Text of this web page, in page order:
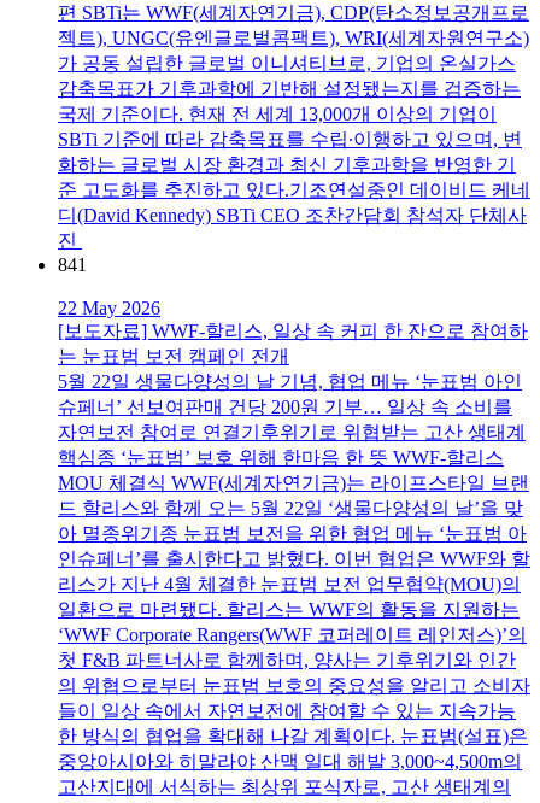
편 SBTi는 WWF(세계자연기금), CDP(탄소정보공개프로
젝트), UNGC(유엔글로벌콤팩트), WRI(세계자원연구소)
가 공동 설립한 글로벌 이니셔티브로, 기업의 온실가스
감축목표가 기후과학에 기반해 설정됐는지를 검증하는
국제 기준이다. 현재 전 세계 13,000개 이상의 기업이
SBTi 기준에 따라 감축목표를 수립∙이행하고 있으며, 변
화하는 글로벌 시장 환경과 최신 기후과학을 반영한 기
준 고도화를 추진하고 있다.기조연설중인 데이비드 케네
디(David Kennedy) SBTi CEO 조찬간담회 참석자 단체사
진
841
22 May 2026
[보도자료] WWF-할리스, 일상 속 커피 한 잔으로 참여하
는 눈표범 보전 캠페인 전개
5월 22일 생물다양성의 날 기념, 협업 메뉴 ‘눈표범 아인
슈페너’ 선보여판매 건당 200원 기부… 일상 속 소비를
자연보전 참여로 연결기후위기로 위협받는 고산 생태계
핵심종 ‘눈표범’ 보호 위해 한마음 한 뜻 WWF-할리스
MOU 체결식 WWF(세계자연기금)는 라이프스타일 브랜
드 할리스와 함께 오는 5월 22일 ‘생물다양성의 날’을 맞
아 멸종위기종 눈표범 보전을 위한 협업 메뉴 ‘눈표범 아
인슈페너’를 출시한다고 밝혔다. 이번 협업은 WWF와 할
리스가 지난 4월 체결한 눈표범 보전 업무협약(MOU)의
일환으로 마련됐다. 할리스는 WWF의 활동을 지원하는
‘WWF Corporate Rangers(WWF 코퍼레이트 레인저스)’의
첫 F&B 파트너사로 함께하며, 양사는 기후위기와 인간
의 위협으로부터 눈표범 보호의 중요성을 알리고 소비자
들이 일상 속에서 자연보전에 참여할 수 있는 지속가능
한 방식의 협업을 확대해 나갈 계획이다. 눈표범(설표)은
중앙아시아와 히말라야 산맥 일대 해발 3,000~4,500m의
고산지대에 서식하는 최상위 포식자로, 고산 생태계의